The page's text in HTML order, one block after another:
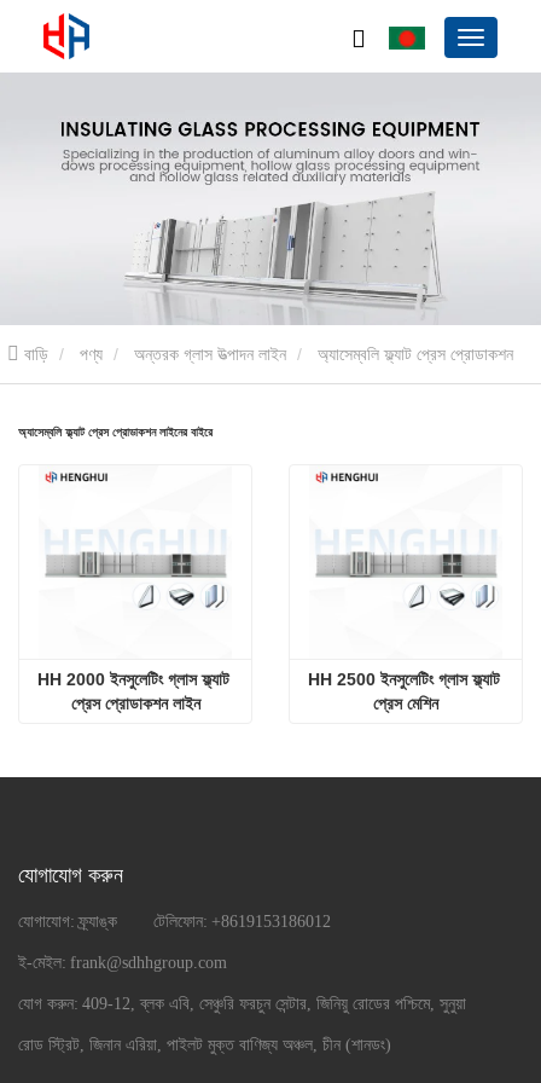
বাড়ি পণ্য অন্তরক গ্লাস উত্পাদন লাইন
অ্যাসেম্বলি ফ্ল্যাট প্রেস প্রোডাকশন লাইনের বাইরে
HH 2000 ইনসুলেটিং গ্লাস ফ্ল্যাট
প্রেস প্রোডাকশন লাইন
HH 2500 ইনসুলেটিং গ্লাস ফ্ল্যাট
প্রেস মেশিন
যোগাযোগ করুন
যোগাযোগ: ফ্র্যাঙ্ক টেলিফোন: +8619153186012
ই-মেইল: frank@sdhhgroup.com
যোগ করুন: 409-12, ব্লক এবি, সেঞ্চুরি ফরচুন সেন্টার, জিনিয়ু রোডের পশ্চিমে, সুনুয়া
রোড স্ট্রিট, জিনান এরিয়া, পাইলট মুক্ত বাণিজ্য অঞ্চল, চীন (শানডং)